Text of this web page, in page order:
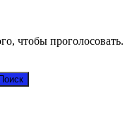
чтобы проголосовать.
Поиск